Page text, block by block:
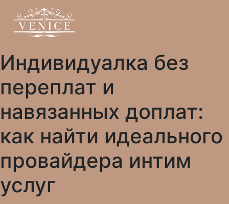
Индивидуалка без
переплат и
навязанных доплат:
как найти идеального
провайдера интим
услуг